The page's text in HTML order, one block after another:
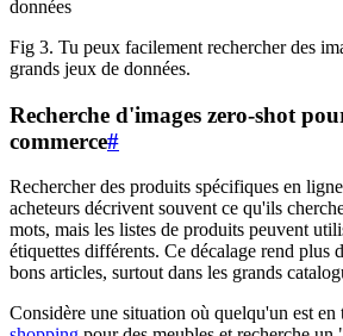
Fig 3. Tu peux facilement rechercher des
grands jeux de données.
Recherche d'images zero-shot
commerce#
Rechercher des produits spécifiques en
acheteurs décrivent souvent ce qu'ils
mots, mais les listes de produits peuvent
étiquettes différents. Ce décalage rend plus
bons articles, surtout dans les grands
Considère une situation où quelqu'un est en